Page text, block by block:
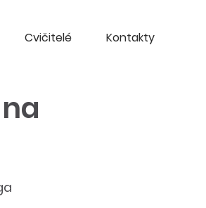
Cvičitelé Kontakty